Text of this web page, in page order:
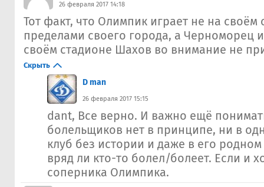
26 февраля 2017 14:18
Тот факт, что Олимпик играет не на своём
пределами своего города, а Черноморец
своём стадионе Шахов во внимание не
Скрыть
D man
26 февраля 2017 15:15
dant, Все верно. И важно ещё
болельщиков нет в принципе, ни в
клуб без истории и даже в его
вряд ли кто-то болел/болеет. Если и
соперника Олимпика.